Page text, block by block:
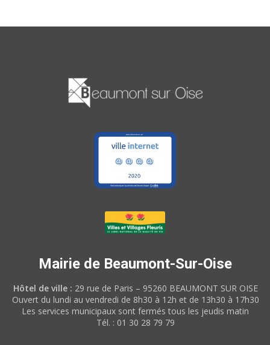
Mairie de Beaumont-Sur-Oise
Hôtel de ville : 29 rue de Paris – 95260 BEAUMONT SUR OISE
Ouvert du lundi au vendredi de 8h30 à 12h et de 13h30 à 17h30
Les services municipaux sont fermés tous les jeudis matin
Tél. : 01 30 28 79 79